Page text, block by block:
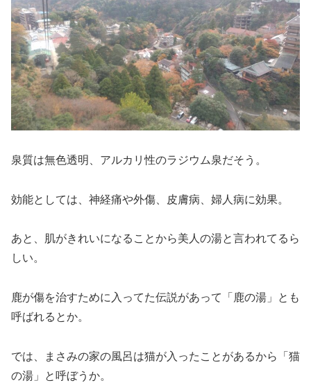
泉質は無色透明、アルカリ性のラジウム泉だそう。
効能としては、神経痛や外傷、皮膚病、婦人病に効果。
あと、肌がきれいになることから美人の湯と言われてるら
しい。
鹿が傷を治すために入ってた伝説があって「鹿の湯」とも
呼ばれるとか。
では、まさみの家の風呂は猫が入ったことがあるから「猫
の湯」と呼ぼうか。